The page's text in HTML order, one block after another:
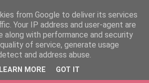
pilsētas
izglītības
from Google to deliver its services
Your IP address and user-agent are
along with performance and security
of service, generate usage
and address abuse.
LEARN MORE GOT IT